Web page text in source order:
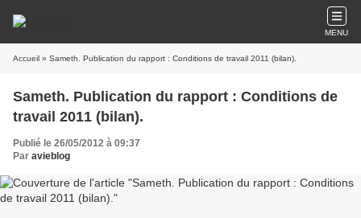
MENU
Accueil » Sameth. Publication du rapport : Conditions de travail 2011 (bilan).
Sameth. Publication du rapport : Conditions de
travail 2011 (bilan).
Publié le 26/05/2012 à 09:37
Par avieblog